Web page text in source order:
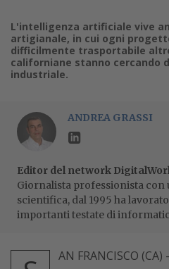
L'intelligenza artificiale vive
artigianale, in cui ogni
difficilmente trasportabile
californiane stanno cercando
industriale.
ANDREA GRASSI
Editor del network
Giornalista professionista
scientifica, dal 1995 ha
importanti testate di
AN FRANCISCO